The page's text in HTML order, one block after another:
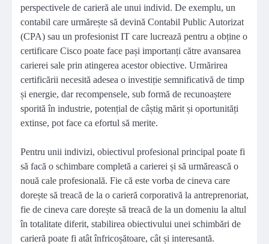
perspectivele de carieră ale unui individ. De exemplu, un
contabil care urmărește să devină Contabil Public Autorizat
(CPA) sau un profesionist IT care lucrează pentru a obține o
certificare Cisco poate face pași importanți către avansarea
carierei sale prin atingerea acestor obiective. Urmărirea
certificării necesită adesea o investiție semnificativă de timp
și energie, dar recompensele, sub formă de recunoaștere
sporită în industrie, potențial de câștig mărit și oportunități
extinse, pot face ca efortul să merite.
Pentru unii indivizi, obiectivul profesional principal poate fi
să facă o schimbare completă a carierei și să urmărească o
nouă cale profesională. Fie că este vorba de cineva care
dorește să treacă de la o carieră corporativă la antreprenoriat,
fie de cineva care dorește să treacă de la un domeniu la altul
în totalitate diferit, stabilirea obiectivului unei schimbări de
carieră poate fi atât înfricoșătoare, cât și interesantă.